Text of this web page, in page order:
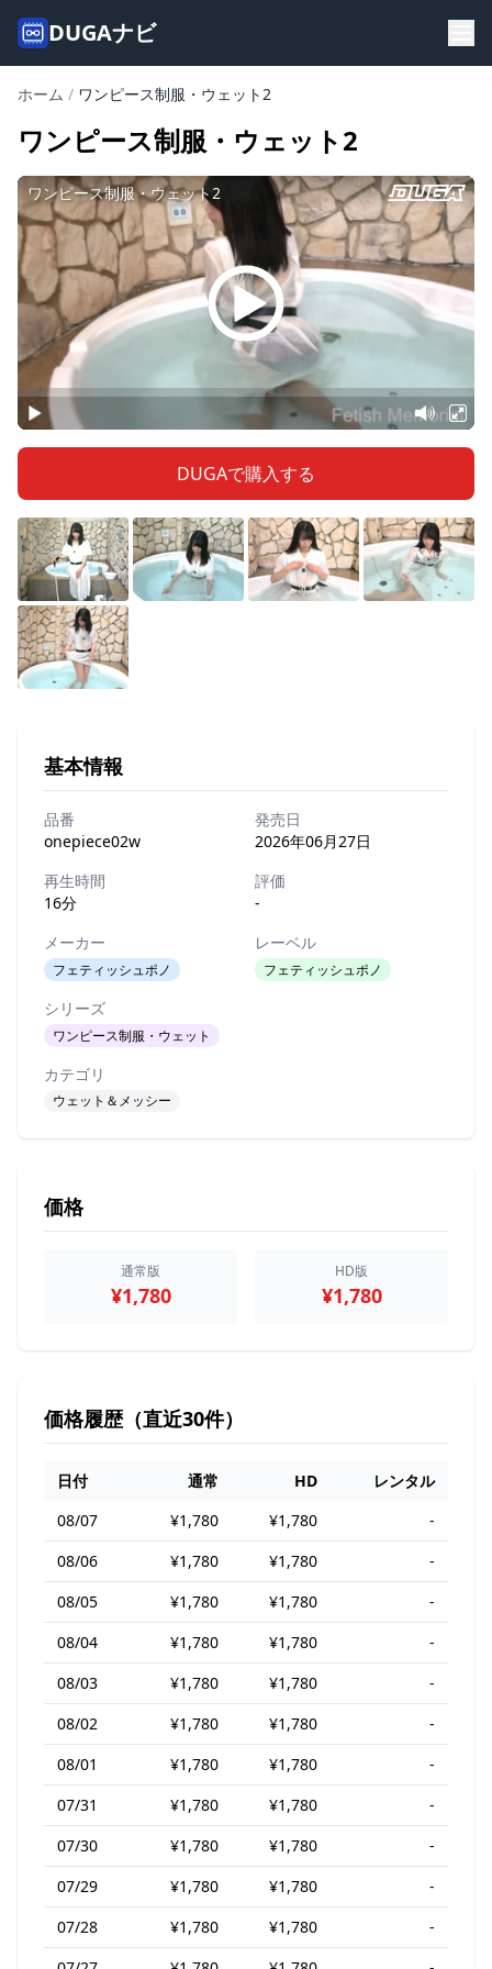
DUGAナビ
ホーム / ワンピース制服・ウェット2
ワンピース制服・ウェット2
DUGAで購入する
基本情報
品番
onepiece02w
発売日
2026年06月27日
再生時間
16分
評価
-
メーカー
フェティッシュポノ
レーベル
フェティッシュポノ
シリーズ
ワンピース制服・ウェット
カテゴリ
ウェット＆メッシー
価格
通常版
¥1,780
HD版
¥1,780
価格履歴（直近30件）
日付 通常 HD
レンタル
08/07
¥1,780 ¥1,780
-
08/06
¥1,780 ¥1,780
-
08/05
¥1,780 ¥1,780
-
08/04
¥1,780 ¥1,780
-
08/03
¥1,780 ¥1,780
-
08/02
¥1,780 ¥1,780
-
08/01
¥1,780 ¥1,780
-
07/31
¥1,780 ¥1,780
-
07/30
¥1,780 ¥1,780
-
07/29
¥1,780 ¥1,780
-
07/28
¥1,780 ¥1,780
-